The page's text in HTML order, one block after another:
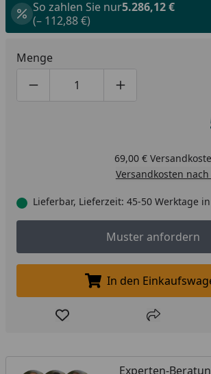
So zahlen Sie nur5.286,12 €
(– 112,88 €)
Menge
Produktmenge um eins verringern
Produktmenge manuell
Produktmenge
69,00 €
Versandkosten
Lieferbar, Lieferzeit: 45-50 Werktage
Muster
Muster anfordern
In den
In den
Produkt zur Wunschliste
Teilen
Experten-